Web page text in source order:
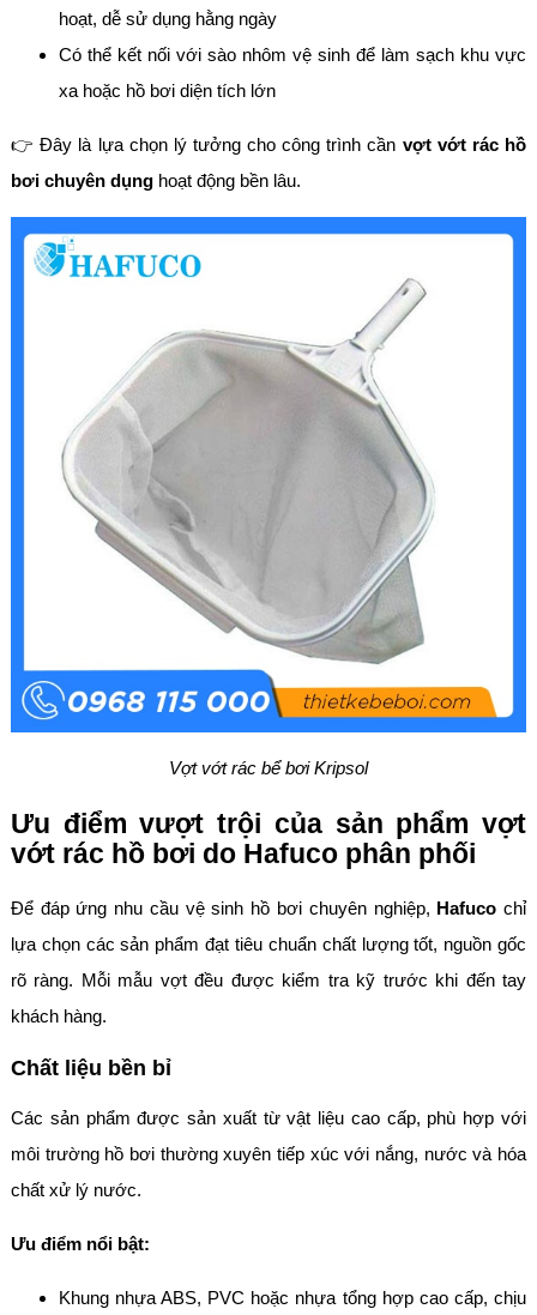
hoạt, dễ sử dụng hằng ngày
Có thể kết nối với sào nhôm vệ sinh để làm sạch khu vực
xa hoặc hồ bơi diện tích lớn
👉 Đây là lựa chọn lý tưởng cho công trình cần vợt vớt rác hồ
bơi chuyên dụnghoạt động bền lâu.
Vợt vớt rác bể bơi Kripsol
Ưu điểm vượt trội của sản phẩm vợt
vớt rác hồ bơi do Hafuco phân phối
Để đáp ứng nhu cầu vệ sinh hồ bơi chuyên nghiệp, Hafuco chỉ
lựa chọn các sản phẩm đạt tiêu chuẩn chất lượng tốt, nguồn gốc
rõ ràng. Mỗi mẫu vợt đều được kiểm tra kỹ trước khi đến tay
khách hàng.
Chất liệu bền bỉ
Các sản phẩm được sản xuất từ vật liệu cao cấp, phù hợp với
môi trường hồ bơi thường xuyên tiếp xúc với nắng, nước và hóa
chất xử lý nước.
Ưu điểm nổi bật:
Khung nhựa ABS, PVC hoặc nhựa tổng hợp cao cấp, chịu